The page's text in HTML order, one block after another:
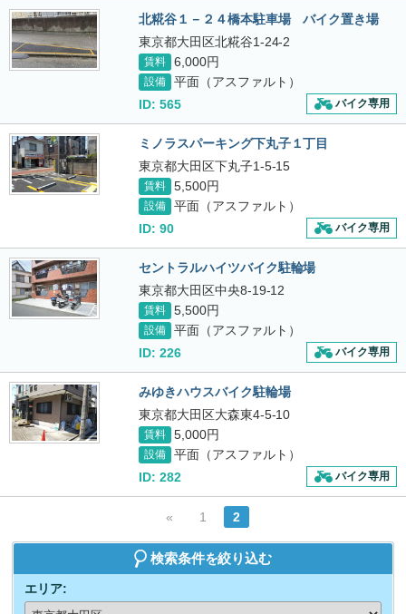
北糀谷１－２４橋本駐車場 バイク置き場
東京都大田区北糀谷1-24-2
賃料 6,000円
設備
平面（アスファルト）
ID: 565
バイク専用
ミノラスパーキング下丸子１丁目
東京都大田区下丸子1-5-15
賃料 5,500円
設備
平面（アスファルト）
ID: 90
バイク専用
セントラルハイツバイク駐輪場
東京都大田区中央8-19-12
賃料 5,500円
設備
平面（アスファルト）
ID: 226
バイク専用
みゆきハウスバイク駐輪場
東京都大田区大森東4-5-10
賃料 5,000円
設備
平面（アスファルト）
ID: 282
バイク専用
« 1 2
検索条件を絞り込む
エリア: